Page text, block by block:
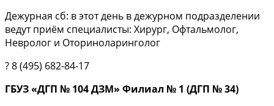
Дежурная сб: в этот день в дежурном подразделении
ведут приём специалисты: Хирург, Офтальмолог,
Невролог и Оториноларинголог
? 8 (495) 682-84-17
ГБУЗ «ДГП № 104 ДЗМ» Филиал № 1 (ДГП № 34)